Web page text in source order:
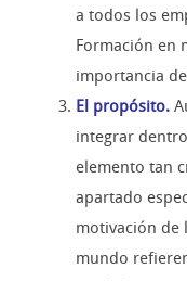
a todos los
Formación en
importancia
El propósito.
integrar
elemento tan
apartado
motivación de
mundo